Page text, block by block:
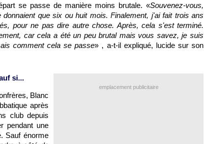
se passe de manière moins brutale. «Souvenez-vous,
que six ou huit mois. Finalement, j'ai fait trois ans
pour ne pas dire autre chose. Après, cela s'est terminé.
car cela a été un peu brutal mais vous savez, je suis
comment cela se passe» , a-t-il expliqué, lucide sur son
emplacement publicitaire
si...
Blanc
après
club depuis
pendant une
Sauf énorme